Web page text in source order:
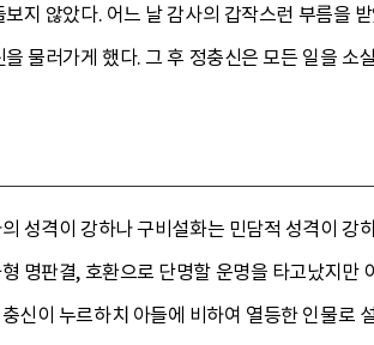
지 않았다. 어느 날 감사의 갑작스런 부름을
물러가게 했다. 그 후 정충신은 모든 일을 소
성격이 강하나 구비설화는 민담적 성격이 강
명판결, 호환으로 단명할 운명을 타고났지
신이 누르하치 아들에 비하여 열등한 인물로